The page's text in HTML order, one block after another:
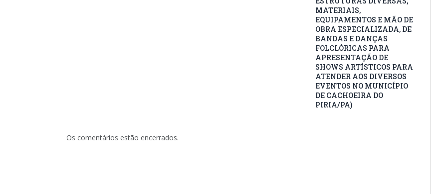
MATERIAIS,
EQUIPAMENTOS E MÃO DE
OBRA ESPECIALIZADA, DE
BANDAS E DANÇAS
FOLCLÓRICAS PARA
APRESENTAÇÃO DE
SHOWS ARTÍSTICOS PARA
ATENDER AOS DIVERSOS
EVENTOS NO MUNICÍPIO
DE CACHOEIRA DO
PIRIA/PA)
Os comentários estão encerrados.